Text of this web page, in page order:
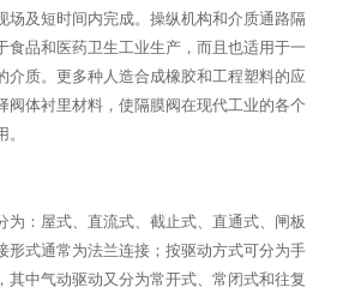
场及短时间内完成。操纵机构和介质通路隔
食品和医药卫生工业生产，而且也适用于一
介质。更多种人造合成橡胶和工程塑料的应
阀体衬里材料，使隔膜阀在现代工业的各个
为：屋式、直流式、截止式、直通式、闸板
形式通常为法兰连接；按驱动方式可分为手
其中气动驱动又分为常开式、常闭式和往复